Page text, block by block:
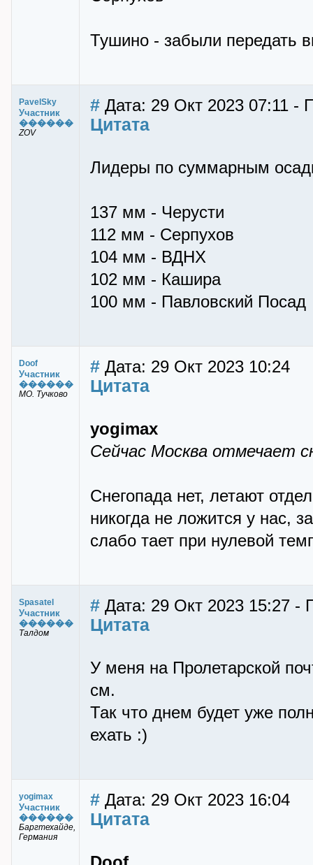
Тушино - забыли передать
PavelSky
Участник
������
ZOV
# Дата: 29 Окт 2023 07:11 -
Цитата
Лидеры по суммарным
137 мм - Черусти
112 мм - Серпухов
104 мм - ВДНХ
102 мм - Кашира
100 мм - Павловский Посад
Doof
Участник
������
МО. Тучково
# Дата: 29 Окт 2023 10:24
Цитата
yogimax
Сейчас Москва отмечает
Снегопада нет, летают
никогда не ложится у нас,
слабо тает при нулевой
Spasatel
Участник
������
Талдом
# Дата: 29 Окт 2023 15:27 -
Цитата
У меня на Пролетарской
см.
Так что днем будет уже
ехать :)
yogimax
Участник
������
Баргтехайде,
Германия
# Дата: 29 Окт 2023 16:04
Цитата